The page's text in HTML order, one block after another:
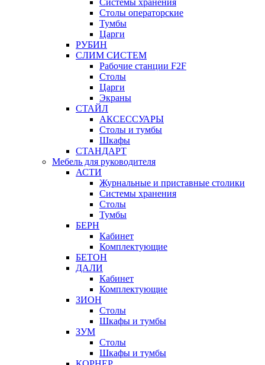
Системы хранения
Столы операторские
Тумбы
Царги
РУБИН
СЛИМ СИСТЕМ
Рабочие станции F2F
Столы
Царги
Экраны
СТАЙЛ
АКСЕССУАРЫ
Столы и тумбы
Шкафы
СТАНДАРТ
Мебель для руководителя
АСТИ
Журнальные и приставные столики
Системы хранения
Столы
Тумбы
БЕРН
Кабинет
Комплектующие
БЕТОН
ДАЛИ
Кабинет
Комплектующие
ЗИОН
Столы
Шкафы и тумбы
ЗУМ
Столы
Шкафы и тумбы